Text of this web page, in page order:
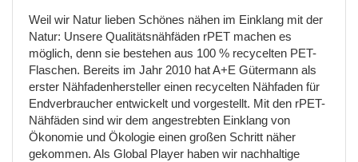
Weil wir Natur lieben Schönes nähen im Einklang mit der
Natur: Unsere Qualitätsnähfäden rPET machen es
möglich, denn sie bestehen aus 100 % recycelten PET-
Flaschen. Bereits im Jahr 2010 hat A+E Gütermann als
erster Nähfadenhersteller einen recycelten Nähfaden für
Endverbraucher entwickelt und vorgestellt. Mit den rPET-
Nähfäden sind wir dem angestrebten Einklang von
Ökonomie und Ökologie einen großen Schritt näher
gekommen. Als Global Player haben wir nachhaltige